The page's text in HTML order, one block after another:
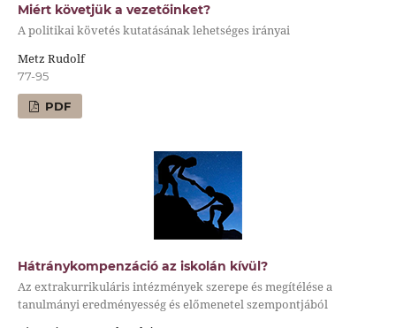
Miért követjük a vezetőinket?
A politikai követés kutatásának lehetséges irányai
Metz Rudolf
77-95
PDF
Hátránykompenzáció az iskolán kívül?
Az extrakurrikuláris intézmények szerepe és megítélése a
tanulmányi eredményesség és előmenetel szempontjából